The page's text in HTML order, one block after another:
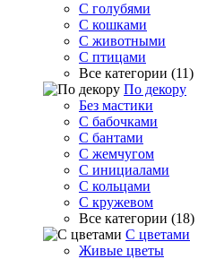
С голубями
С кошками
С животными
С птицами
Все категории (11)
По декору
Без мастики
С бабочками
С бантами
С жемчугом
С инициалами
С кольцами
С кружевом
Все категории (18)
С цветами
Живые цветы